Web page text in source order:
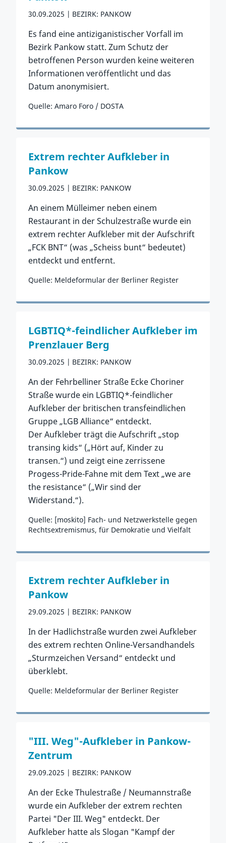
30.09.2025 BEZIRK: PANKOW
Es fand eine antiziganistischer Vorfall im
Bezirk Pankow statt. Zum Schutz der
betroffenen Person wurden keine weiteren
Informationen veröffentlicht und das
Datum anonymisiert.
Quelle: Amaro Foro / DOSTA
Zum Vorfall
Extrem rechter Aufkleber in
Pankow
30.09.2025 BEZIRK: PANKOW
An einem Mülleimer neben einem
Restaurant in der Schulzestraße wurde ein
extrem rechter Aufkleber mit der Aufschrift
„FCK BNT“ (was „Scheiss bunt“ bedeutet)
entdeckt und entfernt.
Quelle: Meldeformular der Berliner Register
Zum Vorfall
LGBTIQ*-feindlicher Aufkleber im
Prenzlauer Berg
30.09.2025 BEZIRK: PANKOW
An der Fehrbelliner Straße Ecke Choriner
Straße wurde ein LGBTIQ*-feindlicher
Aufkleber der britischen transfeindlichen
Gruppe „LGB Alliance“ entdeckt.
Der Aufkleber trägt die Aufschrift „stop
transing kids“ („Hört auf, Kinder zu
transen.“) und zeigt eine zerrissene
Progess-Pride-Fahne mit dem Text „we are
the resistance“ („Wir sind der
Widerstand.“).
Quelle: [moskito] Fach- und Netzwerkstelle gegen
Rechtsextremismus, für Demokratie und Vielfalt
Zum Vorfall
Extrem rechter Aufkleber in
Pankow
29.09.2025 BEZIRK: PANKOW
In der Hadlichstraße wurden zwei Aufkleber
des extrem rechten Online-Versandhandels
„Sturmzeichen Versand“ entdeckt und
überklebt.
Quelle: Meldeformular der Berliner Register
Zum Vorfall
"III. Weg"-Aufkleber in Pankow-
Zentrum
29.09.2025 BEZIRK: PANKOW
An der Ecke Thulestraße / Neumannstraße
wurde ein Aufkleber der extrem rechten
Partei "Der III. Weg" entdeckt. Der
Aufkleber hatte als Slogan "Kampf der